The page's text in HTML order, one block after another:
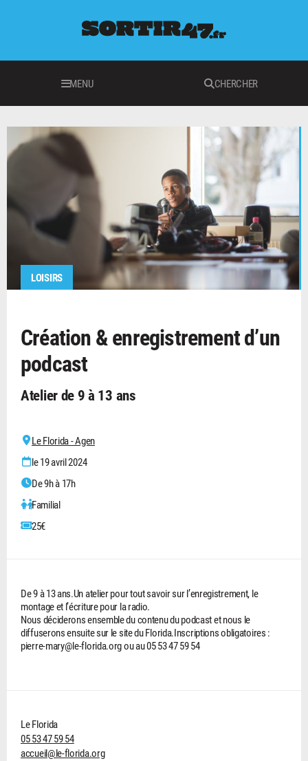
MENU CHERCHER
LOISIRS
Création & enregistrement d’un
podcast
Atelier de 9 à 13 ans
Le Florida - Agen
le 19 avril 2024
De 9h à 17h
Familial
25€
De 9 à 13 ans.Un atelier pour tout savoir sur l’enregistrement, le
montage et l’écriture pour la radio.
Nous déciderons ensemble du contenu du podcast et nous le
diffuserons ensuite sur le site du Florida.Inscriptions obligatoires :
pierre-mary@le-florida.org ou au 05 53 47 59 54
Le Florida
05 53 47 59 54
accueil@le-florida.org